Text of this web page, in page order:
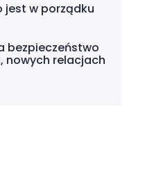
jest w porządku
bezpieczeństwo
nowych relacjach